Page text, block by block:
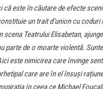
că este în căutare de efecte
untrait d’unioncucoduri
scena Teatrului Elisabetan,
parte de o moarte violentă.
este nimicirea care învinge
care are în el însuși
în ceea ce Michael